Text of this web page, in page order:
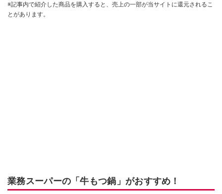
※記事内で紹介した商品を購入すると、売上の一部が当サイトに還元されるこ
とがあります。
業務スーパーの「牛もつ鍋」がおすすめ！